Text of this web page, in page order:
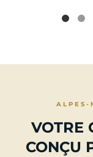
ALPES-
VOTRE
CONÇU